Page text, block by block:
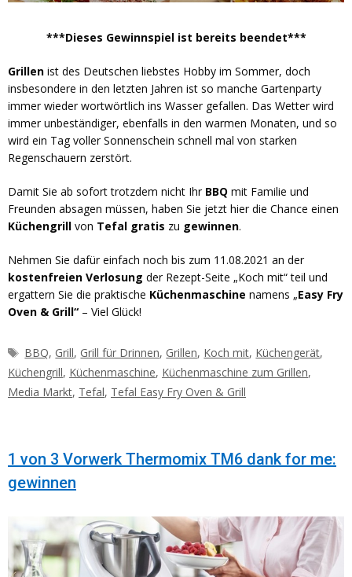
***Dieses Gewinnspiel ist bereits beendet***
Grillen ist des Deutschen liebstes Hobby im Sommer, doch
insbesondere in den letzten Jahren ist so manche Gartenparty
immer wieder wortwörtlich ins Wasser gefallen. Das Wetter wird
immer unbeständiger, ebenfalls in den warmen Monaten, und so
wird ein Tag voller Sonnenschein schnell mal von starken
Regenschauern zerstört.
Damit Sie ab sofort trotzdem nicht Ihr BBQ mit Familie und
Freunden absagen müssen, haben Sie jetzt hier die Chance einen
Küchengrill von Tefal gratis zu gewinnen.
Nehmen Sie dafür einfach noch bis zum 11.08.2021 an der
kostenfreien Verlosung der Rezept-Seite „Koch mit“ teil und
ergattern Sie die praktische Küchenmaschine namens „Easy Fry
Oven & Grill“ – Viel Glück!
Schlagwörter
BBQ, Grill, Grill für Drinnen, Grillen, Koch mit, Küchengerät,
Küchengrill, Küchenmaschine, Küchenmaschine zum Grillen,
Media Markt, Tefal, Tefal Easy Fry Oven & Grill
1 von 3 Vorwerk Thermomix TM6 dank for me:
gewinnen